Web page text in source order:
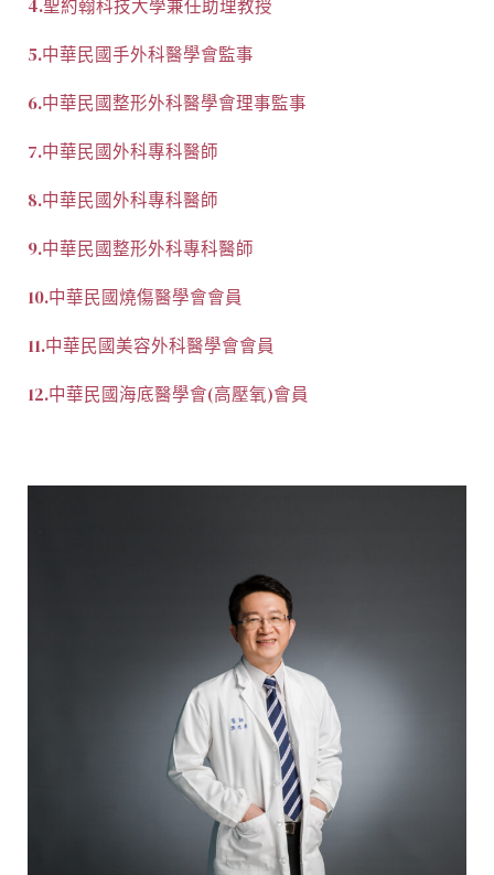
4.聖約翰科技大學兼任助理教授
5.中華民國手外科醫學會監事
6.中華民國整形外科醫學會理事監事
7.中華民國外科專科醫師
8.中華民國外科專科醫師
9.中華民國整形外科專科醫師
10.中華民國燒傷醫學會會員
11.中華民國美容外科醫學會會員
12.中華民國海底醫學會(高壓氧)會員